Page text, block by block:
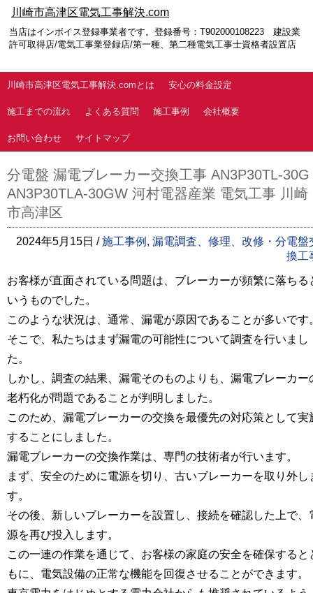
川崎市高津区電気工事解決.com
当店はインボイス登録事業者です。登録番号：T902000108223 建設業
許可取得店/電気工事業登録店/第一種、第二種電気工事士資格者設置店
川崎市高津区電気工事解決.comとは 安心の料金設定
施工までの流れ よくある質問 施工事例 会社概要
お問い合わせ サイトマップ
分電盤 漏電ブレーカー交換工事 AN3P30TL-30G
AN3P30TLA-30GW 河村電器産業 電気工事 川崎
市高津区
2024年5月15日 /施工事例 , 漏電調査、修理、改修・分電盤
換工
お客様が直面されている問題は、ブレーカーが頻繁に落ちる
いうものでした。
このような状況は、通常、漏電が原因であることが多いです
そこで、私たちはまず漏電の可能性について調査を行いまし
た。
しかし、調査の結果、漏電そのものよりも、漏電ブレーカー
老朽化が問題であることが判明しました。
このため、漏電ブレーカーの交換を最優先の対応策として実
することにしました。
漏電ブレーカーの交換作業は、専門の技術者が行います。
まず、安全のために電源を切り、古いブレーカーを取り外し
す。
その後、新しいブレーカーを設置し、接続を確認した上で、
源を再び投入します。
この一連の作業を通じて、お客様の家庭の安全を確保すると
もに、電気設備の正常な機能を回復させることができます。